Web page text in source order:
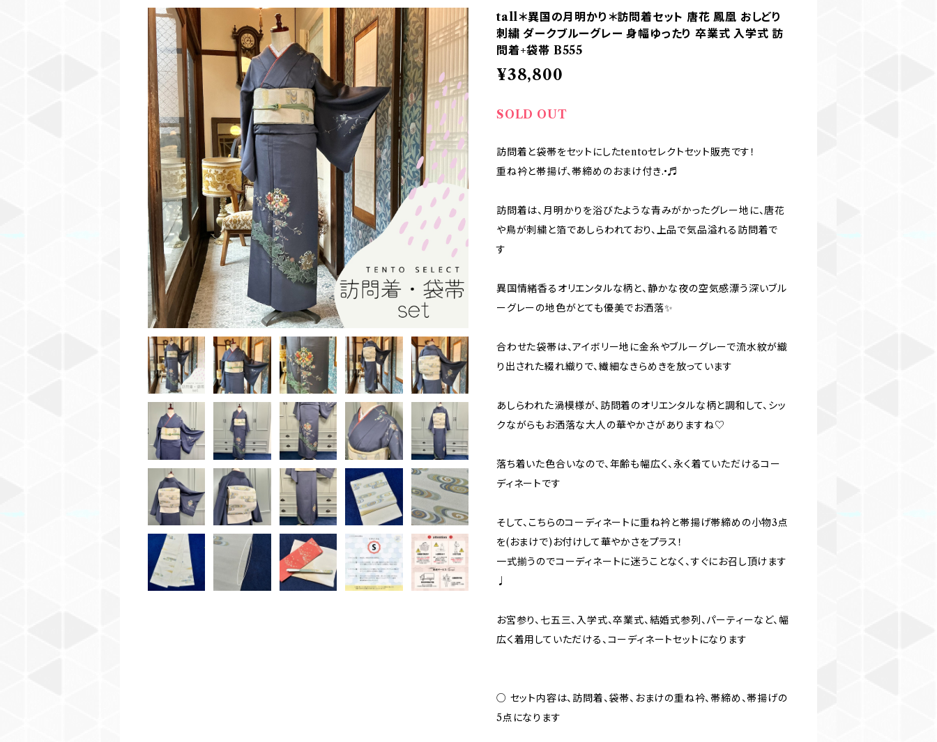
tall＊異国の月明かり＊訪問着セット 唐花 鳳凰 おしどり
刺繍 ダークブルーグレー 身幅ゆったり 卒業式 入学式 訪
問着+袋帯 B555
¥38,800
SOLD OUT
訪問着と袋帯をセットにしたtentoセレクトセット販売です！
重ね衿と帯揚げ、帯締めのおまけ付き.•♬
訪問着は、月明かりを浴びたような青みがかったグレー地に、唐花
や鳥が刺繍と箔であしらわれており、上品で気品溢れる訪問着で
す
異国情緒香るオリエンタルな柄と、静かな夜の空気感漂う深いブル
ーグレーの地色がとても優美でお洒落✨
合わせた袋帯は、アイボリー地に金糸やブルーグレーで流水紋が織
り出された綴れ織りで、繊細なきらめきを放っています
あしらわれた渦模様が、訪問着のオリエンタルな柄と調和して、シッ
クながらもお洒落な大人の華やかさがありますね♡
落ち着いた色合いなので、年齢も幅広く、永く着ていただけるコー
ディネートです
そして、こちらのコーディネートに重ね衿と帯揚げ帯締めの小物3点
を(おまけで)お付けして華やかさをプラス！
一式揃うのでコーディネートに迷うことなく、すぐにお召し頂けます
♩
お宮参り、七五三、入学式、卒業式、結婚式参列、パーティーなど、幅
広く着用していただける、コーディネートセットになります
○ セット内容は、訪問着、袋帯、おまけの重ね衿、帯締め、帯揚げの
5点になります